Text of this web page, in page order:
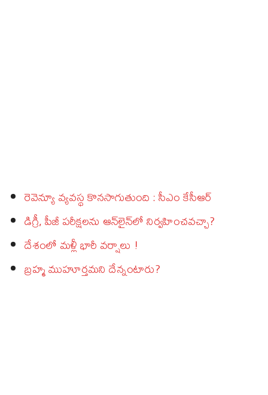
రెవెన్యూ వ్యవస్థ కొనసాగుతుంది : సీఎం కేసీఆర్‌
డిగ్రీ, పీజీ పరీక్షలను ఆన్‌లైన్‌లో నిర్వహించవచ్చా?
దేశంలో మళ్లీ భారీ వర్షాలు !
బ్రహ్మ ముహూర్తమని దేన్నంటారు?